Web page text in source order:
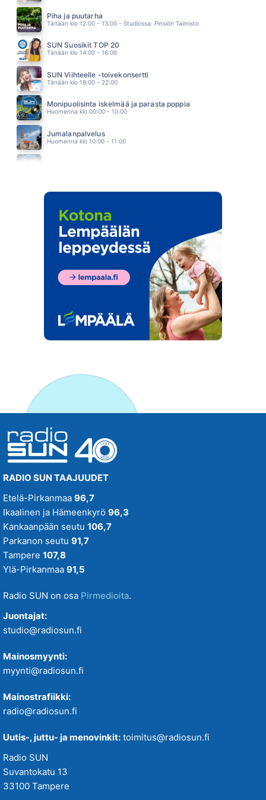
ANSSI KELA
01.47
Piha ja puutarha
Tänään klo 12:00 - 13:00 - Studiossa: Pinsiön Taimisto
SUN Suosikit TOP 20
Tänään klo 14:00 - 16:00
SUN Viihteelle -toivekonsertti
Tänään klo 18:00 - 22:00
Monipuolisinta iskelmää ja parasta poppia
Huomenna klo 00:00 - 10:00
Jumalanpalvelus
Huomenna klo 10:00 - 11:00
RADIO SUN TAAJUUDET
Etelä-Pirkanmaa 96,7
Ikaalinen ja Hämeenkyrö 96,3
Kankaanpään seutu 106,7
Parkanon seutu 91,7
Tampere 107,8
Ylä-Pirkanmaa 91,5
Radio SUN on osa Pirmedioita.
Juontajat:
studio@radiosun.fi
Mainosmyynti:
myynti@radiosun.fi
Mainostrafiikki:
radio@radiosun.fi
Uutis-, juttu- ja menovinkit: toimitus@radiosun.fi
Radio SUN
Suvantokatu 13
33100 Tampere